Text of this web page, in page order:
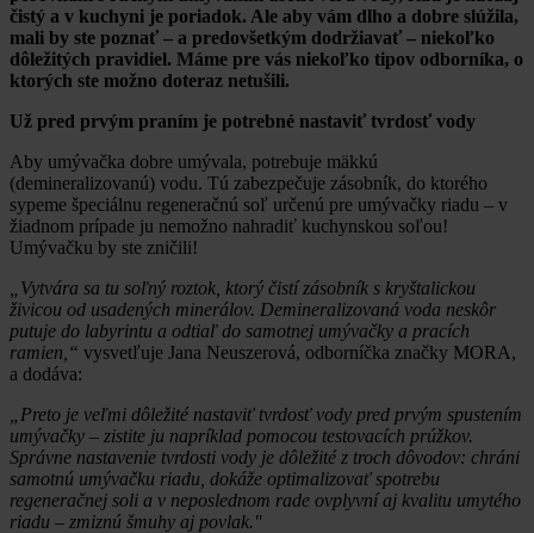
čistý a v kuchyni je poriadok. Ale aby vám dlho a dobre slúžila,
mali by ste poznať – a predovšetkým dodržiavať – niekoľko
dôležitých pravidiel. Máme pre vás niekoľko tipov odborníka, o
ktorých ste možno doteraz netušili.
Už pred prvým praním je potrebné nastaviť tvrdosť vody
Aby umývačka dobre umývala, potrebuje mäkkú
(demineralizovanú) vodu. Tú zabezpečuje zásobník, do ktorého
sypeme špeciálnu regeneračnú soľ určenú pre umývačky riadu – v
žiadnom prípade ju nemožno nahradiť kuchynskou soľou!
Umývačku by ste zničili!
„Vytvára sa tu soľný roztok, ktorý čistí zásobník s kryštalickou
živicou od usadených minerálov. Demineralizovaná voda neskôr
putuje do labyrintu a odtiaľ do samotnej umývačky a pracích
ramien,“ vysvetľuje Jana Neuszerová, odborníčka značky MORA,
a dodáva:
Preto je veľmi dôležité nastaviť tvrdosť vody pred prvým spustením
umývačky – zistite ju napríklad pomocou testovacích prúžkov.
Správne nastavenie tvrdosti vody je dôležité z troch dôvodov: chráni
samotnú umývačku riadu, dokáže optimalizovať spotrebu
regeneračnej soli a v neposlednom rade ovplyvní aj kvalitu umytého
riadu – zmiznú šmuhy aj povlak."